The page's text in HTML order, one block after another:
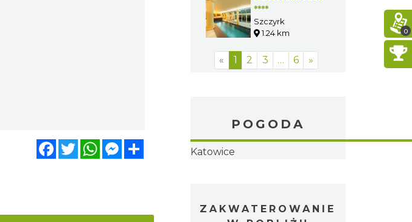
FacebookTwitterWhatsAppMessenger
****
Szczyrk
1.24 km
« 1 2 3 … 6 »
POGODA
0